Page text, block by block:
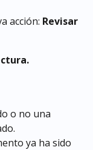
acción: Revisar
o no una
ya ha sido